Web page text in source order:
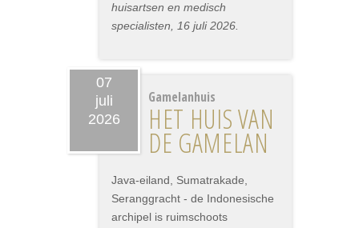
huisartsen en medisch
specialisten, 16 juli 2026.
07
juli
2026
Gamelanhuis
HET HUIS VAN
DE GAMELAN
Java-eiland, Sumatrakade,
Seranggracht - de Indonesische
archipel is ruimschoots